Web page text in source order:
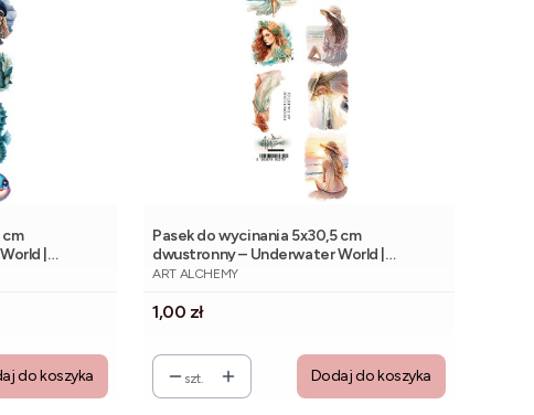
cm
|
do koszyka
Pasek do wycinania 5x30,5 cm
dwustronny – Underwater World |
Alchemy of Art
PRODUCENT
ART ALCHEMY
Cena
1,00 zł
szt. Dodaj do koszyka